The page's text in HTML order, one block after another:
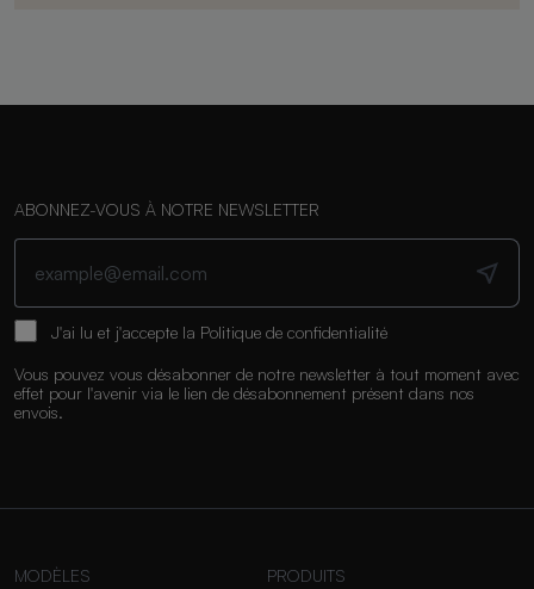
ABONNEZ-VOUS À NOTRE NEWSLETTER
J'ai lu et j'accepte la Politique de confidentialité
Vous pouvez vous désabonner de notre newsletter à tout moment avec
effet pour l'avenir via le lien de désabonnement présent dans nos
envois.
MODÈLES PRODUITS